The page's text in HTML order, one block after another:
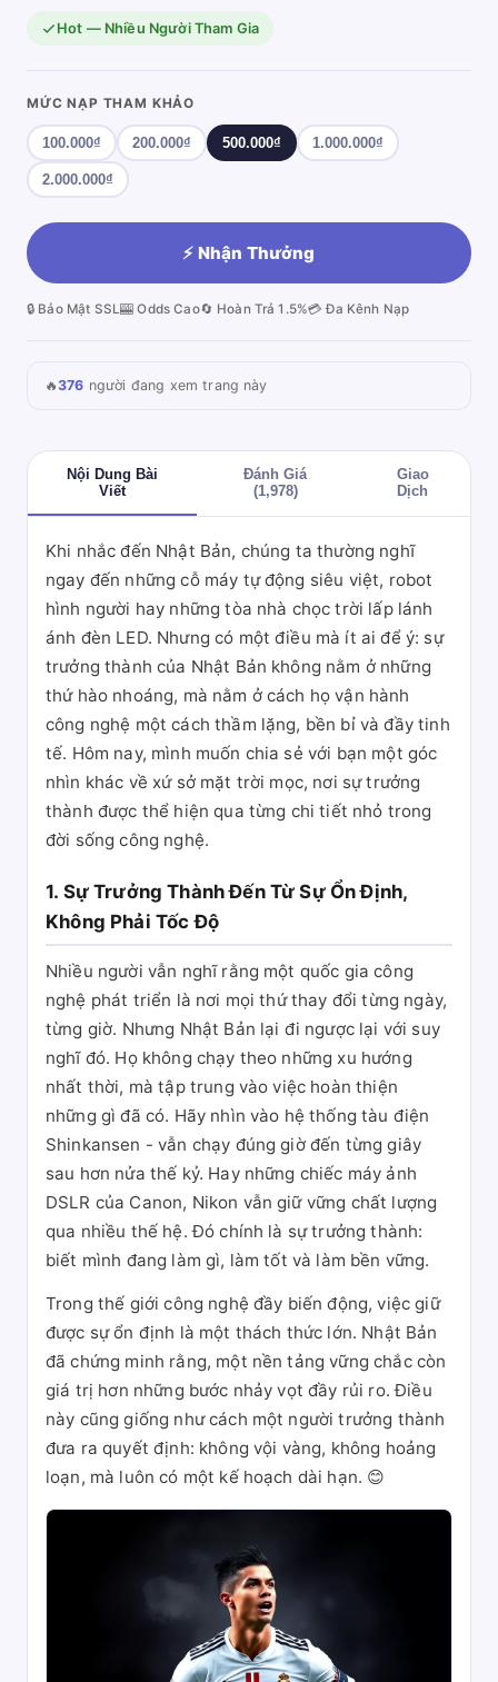
Hot — Nhiều Người Tham Gia
MỨC NẠP THAM KHẢO
100.000₫ 200.000₫ 500.000₫ 1.000.000₫
2.000.000₫
⚡ Nhận Thưởng
🔒 Bảo Mật SSL🎰 Odds Cao🔄 Hoàn Trả 1.5%💳 Đa Kênh Nạp
🔥376 người đang xem trang này
Nội Dung Bài
Viết
Đánh Giá
(1,978)
Giao
Dịch
Khi nhắc đến Nhật Bản, chúng ta thường nghĩ
ngay đến những cỗ máy tự động siêu việt, robot
hình người hay những tòa nhà chọc trời lấp lánh
ánh đèn LED. Nhưng có một điều mà ít ai để ý: sự
trưởng thành của Nhật Bản không nằm ở những
thứ hào nhoáng, mà nằm ở cách họ vận hành
công nghệ một cách thầm lặng, bền bỉ và đầy tinh
tế. Hôm nay, mình muốn chia sẻ với bạn một góc
nhìn khác về xứ sở mặt trời mọc, nơi sự trưởng
thành được thể hiện qua từng chi tiết nhỏ trong
đời sống công nghệ.
1. Sự Trưởng Thành Đến Từ Sự Ổn Định,
Không Phải Tốc Độ
Nhiều người vẫn nghĩ rằng một quốc gia công
nghệ phát triển là nơi mọi thứ thay đổi từng ngày,
từng giờ. Nhưng Nhật Bản lại đi ngược lại với suy
nghĩ đó. Họ không chạy theo những xu hướng
nhất thời, mà tập trung vào việc hoàn thiện
những gì đã có. Hãy nhìn vào hệ thống tàu điện
Shinkansen - vẫn chạy đúng giờ đến từng giây
sau hơn nửa thế kỷ. Hay những chiếc máy ảnh
DSLR của Canon, Nikon vẫn giữ vững chất lượng
qua nhiều thế hệ. Đó chính là sự trưởng thành:
biết mình đang làm gì, làm tốt và làm bền vững.
Trong thế giới công nghệ đầy biến động, việc giữ
được sự ổn định là một thách thức lớn. Nhật Bản
đã chứng minh rằng, một nền tảng vững chắc còn
giá trị hơn những bước nhảy vọt đầy rủi ro. Điều
này cũng giống như cách một người trưởng thành
đưa ra quyết định: không vội vàng, không hoảng
loạn, mà luôn có một kế hoạch dài hạn. 😊